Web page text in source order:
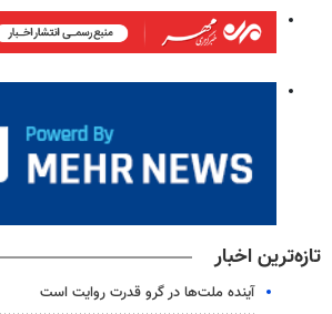
تازه‌ترین اخبار
آینده ملت‌ها در گرو قدرت روایت است